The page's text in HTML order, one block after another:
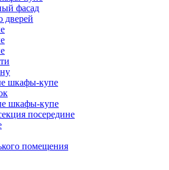
фасад
дверей
шкафы-купе
шкафы-купе
посередине
помещения